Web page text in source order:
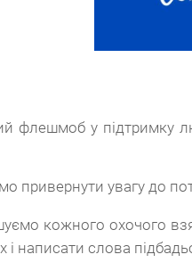
флешмоб у підтримку
привернути увагу до
кожного охочого
і написати слова